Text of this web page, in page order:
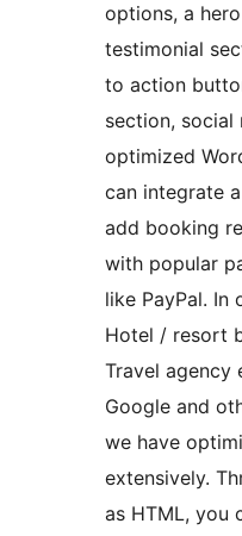
options, a
testimonial
to action
section, social
optimized
can integrate
add booking
with popular
like PayPal. In
Hotel / resort
Travel agency
Google and
we have
extensively.
as HTML, you